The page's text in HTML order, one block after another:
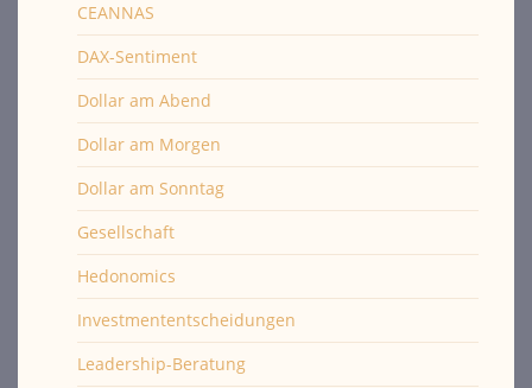
CEANNAS
DAX-Sentiment
Dollar am Abend
Dollar am Morgen
Dollar am Sonntag
Gesellschaft
Hedonomics
Investmententscheidungen
Leadership-Beratung